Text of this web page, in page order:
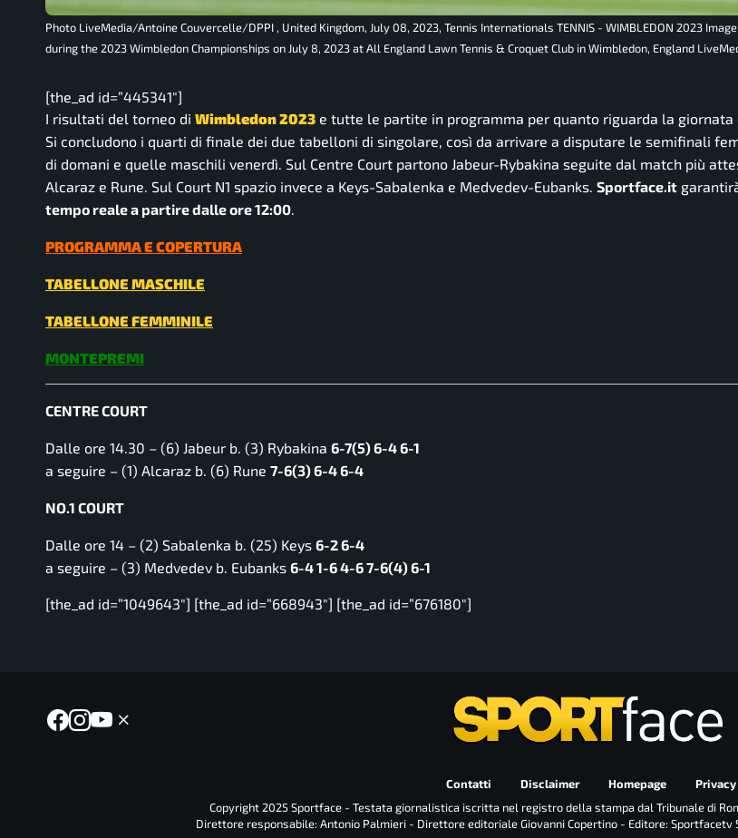
Photo LiveMedia/Antoine Couvercelle/DPPI , United Kingdom, July 08, 2023, Tennis Internationals TENNIS - WIMBLEDON 2023
during the 2023 Wimbledon Championships on July 8, 2023 at All England Lawn Tennis & Croquet Club in Wimbledon, England
[the_ad id=”445341″]
I risultati del torneo di Wimbledon 2023 e tutte le partite in programma per quanto riguarda la giornata
Si concludono i quarti di finale dei due tabelloni di singolare, così da arrivare a disputare le semifinali
di domani e quelle maschili venerdì. Sul Centre Court partono Jabeur-Rybakina seguite dal match più
Alcaraz e Rune. Sul Court N1 spazio invece a Keys-Sabalenka e Medvedev-Eubanks. Sportface.it
tempo reale a partire dalle ore 12:00.
PROGRAMMA E COPERTURA
TABELLONE MASCHILE
TABELLONE FEMMINILE
MONTEPREMI
CENTRE COURT
Dalle ore 14.30 – (6) Jabeur b. (3) Rybakina 6-7(5) 6-4 6-1
a seguire – (1) Alcaraz b. (6) Rune 7-6(3) 6-4 6-4
NO.1 COURT
Dalle ore 14 – (2) Sabalenka b. (25) Keys 6-2 6-4
a seguire – (3) Medvedev b. Eubanks 6-4 1-6 4-6 7-6(4) 6-1
[the_ad id=”1049643″] [the_ad id=”668943″] [the_ad id=”676180″]
Contatti Disclaimer Homepage
Copyright 2025 Sportface - Testata giornalistica iscritta nel registro della stampa dal Tribunale di
Direttore responsabile: Antonio Palmieri - Direttore editoriale Giovanni Copertino - Editore: Sportfacetv